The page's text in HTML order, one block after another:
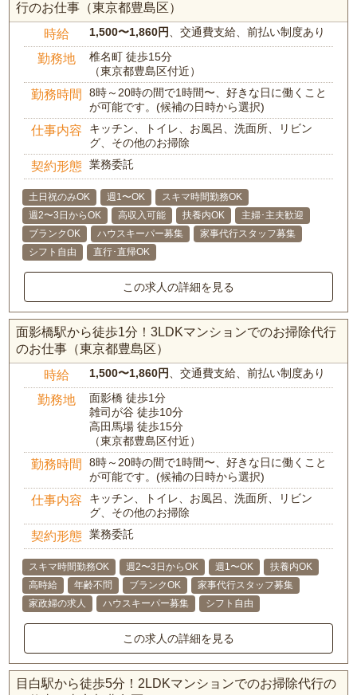
行のお仕事（東京都豊島区）
時給 1,500〜1,860円 、交通費支給、前払い制度あり
勤務地
椎名町 徒歩15分
（東京都豊島区付近）
勤務時間
8時～20時の間で1時間〜、好きな日に働くこと
が可能です。(候補の日時から選択)
仕事内容
キッチン、トイレ、お風呂、洗面所、リビン
グ、その他のお掃除
契約形態 業務委託
土日祝のみOK 週1〜OK
スキマ時間勤務OK
週2〜3日からOK
高収入可能 扶養内OK
主婦･主夫歓迎
ブランクOK
ハウスキーパー募集
家事代行スタッフ募集
シフト自由
直行･直帰OK
この求人の詳細を見る
面影橋駅から徒歩1分！3LDKマンションでのお掃除代行
のお仕事（東京都豊島区）
時給 1,500〜1,860円 、交通費支給、前払い制度あり
勤務地
面影橋 徒歩1分
雑司が谷 徒歩10分
高田馬場 徒歩15分
（東京都豊島区付近）
勤務時間
8時～20時の間で1時間〜、好きな日に働くこと
が可能です。(候補の日時から選択)
仕事内容
キッチン、トイレ、お風呂、洗面所、リビン
グ、その他のお掃除
契約形態 業務委託
スキマ時間勤務OK 週2〜3日からOK 週1〜OK
扶養内OK
高時給
年齢不問 ブランクOK
家事代行スタッフ募集
家政婦の求人
ハウスキーパー募集 シフト自由
この求人の詳細を見る
目白駅から徒歩5分！2LDKマンションでのお掃除代行の